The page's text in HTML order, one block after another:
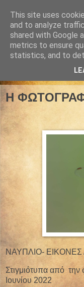
Η
ΝΑΥΠΛΙΟ-
Στιγμιότυπα από την
Ιουνίου 2022
This site uses
and to analyze
shared with Google
metrics to ensure
statistics, and to